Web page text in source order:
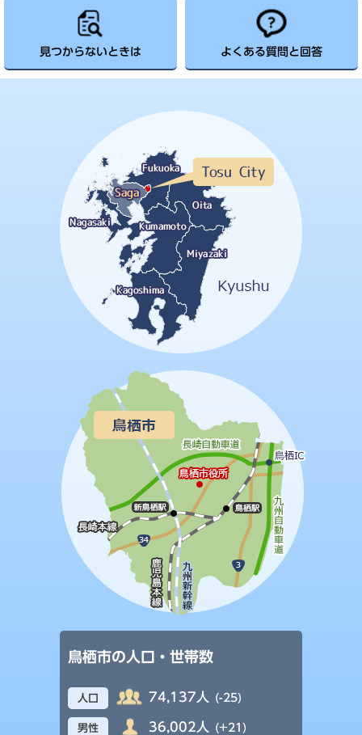
見つからないときは よくある質問と回答
鳥栖市の人口・世帯数
人口 74,137人 (-25)
男性 36,002人 (+21)